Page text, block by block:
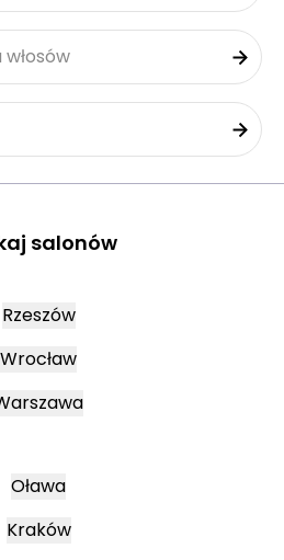
salonów
Rzeszów
Wrocław
Oława
Kraków